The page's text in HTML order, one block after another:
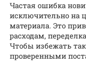
Частая ошибка
исключительно на
материала. Это
расходам,
Чтобы избежать
проверенными